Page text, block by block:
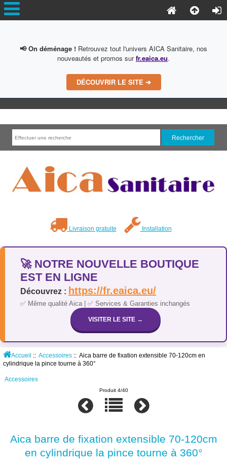
📢 On déménage ! Retrouvez tout l'univers AICA Sanitaire, nos
nouveautés et promos surfr.eaica.eu.
DÉCOUVRIR LE SITE ➔
Livraison gratuite Installation
🚀 NOTRE NOUVELLE BOUTIQUE
EST EN LIGNE
Découvrez : https://fr.eaica.eu/
✅ Même qualité Aica | ✅ Services & Garanties inchangés
VISITER LE SITE →
Accueil :: Accessoires:: Aica barre de fixation extensible 70-120cm en
cylindrique la pince tourne à 360°
Accessoires
Produit 4/40
Aica barre de fixation extensible 70-120cm
en cylindrique la pince tourne à 360°